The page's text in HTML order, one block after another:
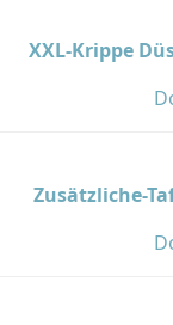
XXL-Krippe
Zusätzliche-